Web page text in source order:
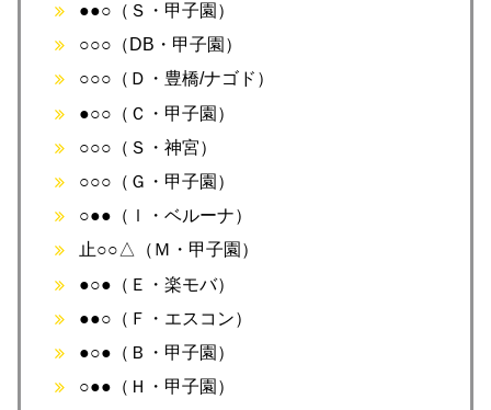
●●○（Ｓ・甲子園）
○○○（DB・甲子園）
○○○（Ｄ・豊橋/ナゴド）
●○○（Ｃ・甲子園）
○○○（Ｓ・神宮）
○○○（Ｇ・甲子園）
○●●（ｌ・ベルーナ）
止○○△（Ｍ・甲子園）
●○●（Ｅ・楽モバ）
●●○（Ｆ・エスコン）
●○●（Ｂ・甲子園）
○●●（Ｈ・甲子園）